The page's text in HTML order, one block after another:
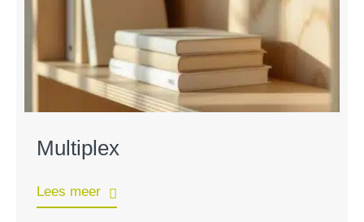
Multiplex
Lees meer